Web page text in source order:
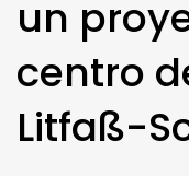
un
centro
Litfaß-